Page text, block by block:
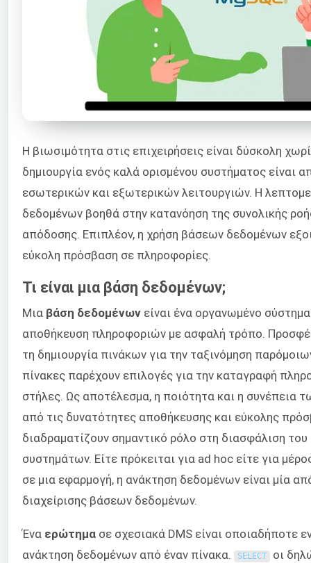
Η βιωσιμότητα στις επιχειρήσεις είναι δύσκολη
δημιουργία ενός καλά ορισμένου συστήματος είναι
εσωτερικών και εξωτερικών λειτουργιών. Η
δεδομένων βοηθά στην κατανόηση της συνολικής
απόδοσης. Επιπλέον, η χρήση βάσεων δεδομένων
εύκολη πρόσβαση σε πληροφορίες.
Τι είναι μια βάση δεδομένων;
Μια βάση δεδομένων είναι ένα οργανωμένο
αποθήκευση πληροφοριών με ασφαλή τρόπο.
τη δημιουργία πινάκων για την ταξινόμηση
πίνακες παρέχουν επιλογές για την καταγραφή
στήλες. Ως αποτέλεσμα, η ποιότητα και η συνέπεια
από τις δυνατότητες αποθήκευσης και εύκολης
διαδραματίζουν σημαντικό ρόλο στη διασφάλιση
συστημάτων. Είτε πρόκειται για ad hoc είτε για
σε μια εφαρμογή, η ανάκτηση δεδομένων είναι μία
διαχείρισης βάσεων δεδομένων.
Ένα ερώτημα σε σχεσιακά DMS είναι οποιαδήποτε
ανάκτηση δεδομένων από έναν πίνακα.
SELECT οι